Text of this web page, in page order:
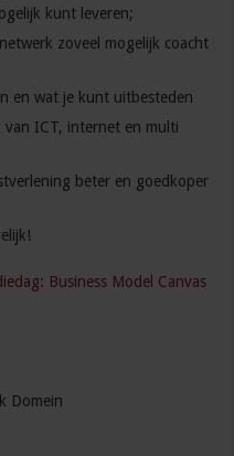
kunt leveren;
zoveel mogelijk coacht
en wat je kunt uitbesteden
van ICT, internet en multi
beter en goedkoper
Business Model Canvas
Domein